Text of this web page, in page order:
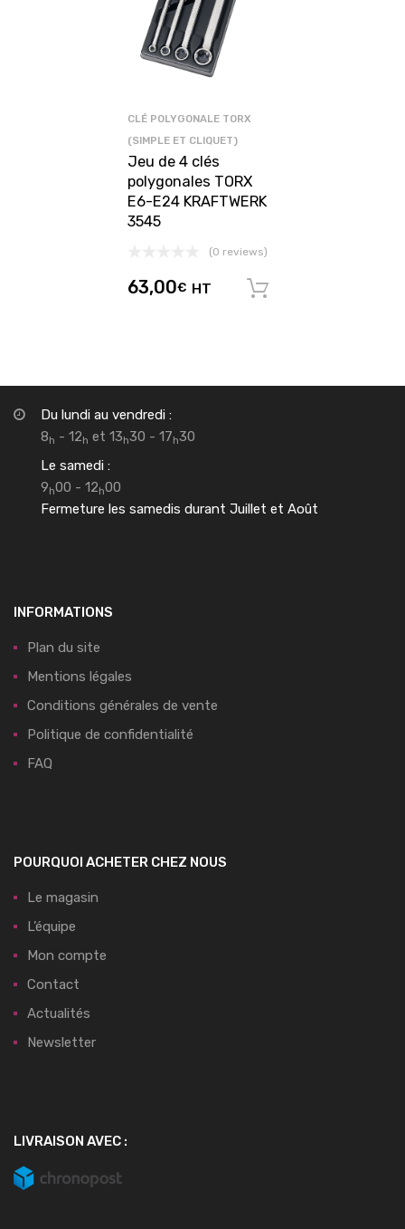
CLÉ POLYGONALE TORX
(SIMPLE ET CLIQUET)
Jeu de 4 clés
polygonales TORX
E6-E24 KRAFTWERK
3545
(0 reviews)
63,00€ HT
Du lundi au vendredi :
8h - 12h et 13h30 - 17h30
Le samedi :
9h00 - 12h00
Fermeture les samedis durant Juillet et Août
INFORMATIONS
Plan du site
Mentions légales
Conditions générales de vente
Politique de confidentialité
FAQ
POURQUOI ACHETER CHEZ NOUS
Le magasin
L’équipe
Mon compte
Contact
Actualités
Newsletter
LIVRAISON AVEC :